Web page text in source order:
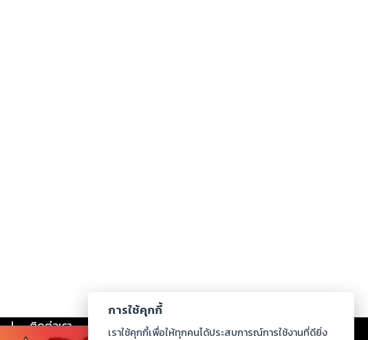
| ติดต่อเรา ร่วมงานกับเรา ดาวน์โหลด
การใช้คุกกี้
เราใช้คุกกี้เพื่อให้ทุกคนได้ประสบการณ์การใช้งานที่ดียิ่ง